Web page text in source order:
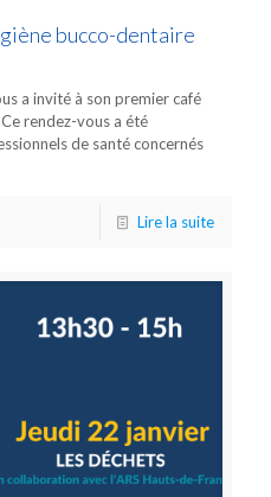
bucco-dentaire
a invité à son premier café
rendez-vous a été
de santé concernés
Lire la suite